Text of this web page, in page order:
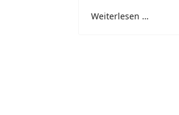
Weiterlesen …